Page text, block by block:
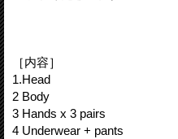
［内容］
1.Head
2 Body
3 Hands x 3 pairs
4 Underwear + pants